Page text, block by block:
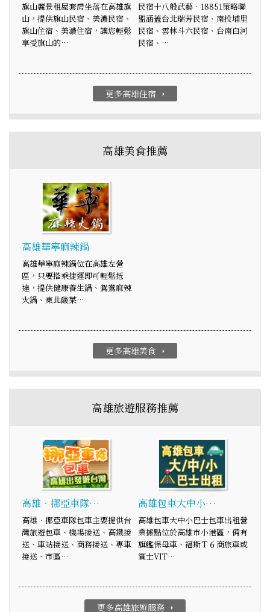
旗山麗景租屋套房坐落在高雄旗
山，提供旗山民宿、美濃民宿、
旗山住宿、美濃住宿，讓您輕鬆
享受旗山的…
民宿十八般武藝‧18851策略聯
盟涵蓋台北瑞芳民宿、南投埔里
民宿、雲林斗六民宿、台南白河
民宿、…
更多高雄住宿 arrow_right
高雄美食推薦
高雄華寧麻辣鍋
高雄華寧麻辣鍋位在高雄左營
區，只要搭乘捷運即可輕鬆抵
達，提供健康養生鍋、鴛鴦麻辣
火鍋、東北酸菜…
更多高雄美食 arrow_right
高雄旅遊服務推薦
高雄‧挪亞車隊…
高雄‧挪亞車隊包車主要提供台
灣旅遊包車、機場接送、高鐵接
送、車站接送、商務接送、專車
接送、市區…
高雄包車大中小…
高雄包車大中小巴士包車出租營
業據點位於高雄市小港區，備有
旗艦保母車、福斯Ｔ６商旅車或
賓士VIT…
更多高雄旅遊服務 arrow_right